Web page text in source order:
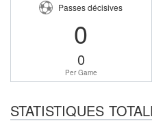
Passes décisives
0
0
Per Game
STATISTIQUES